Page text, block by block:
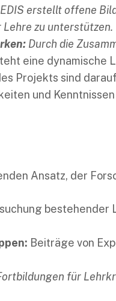
erstellt offene
zu unterstützen.
Durch die
eine
Projekts sind
und
Ansatz, der
Beiträge von
für